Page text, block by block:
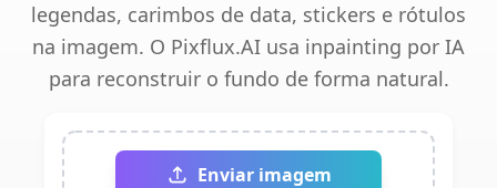
legendas, carimbos de data, stickers e rótulos
na imagem. O Pixflux.AI usa inpainting por IA
para reconstruir o fundo de forma natural.
Enviar imagem